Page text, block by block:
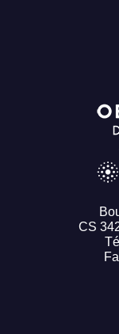
CS